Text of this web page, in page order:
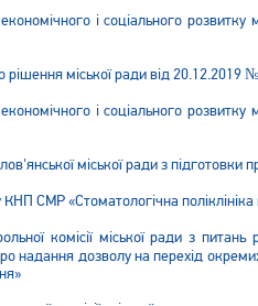
і соціального розвитку
рішення міської ради від
і соціального розвитку
міської ради з підготовки
СМР «Стоматологічна
комісії міської ради з
надання дозволу на перехід